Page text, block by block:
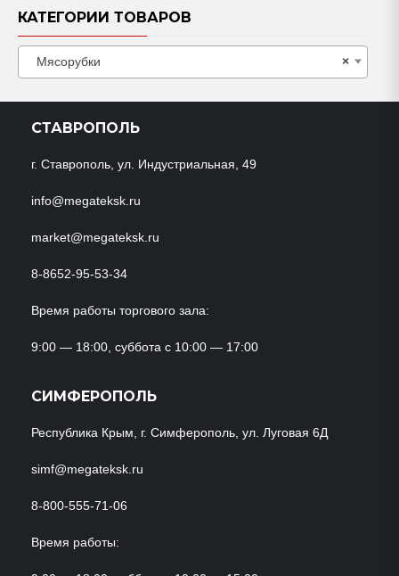
КАТЕГОРИИ ТОВАРОВ
×
Мясорубки
СТАВРОПОЛЬ
г. Ставрополь, ул. Индустриальная, 49
info@megateksk.ru
market@megateksk.ru
8-8652-95-53-34
Время работы торгового зала:
9:00 — 18:00, суббота с 10:00 — 17:00
СИМФЕРОПОЛЬ
Республика Крым, г. Симферополь, ул. Луговая 6Д
simf@megateksk.ru
8-800-555-71-06
Время работы: